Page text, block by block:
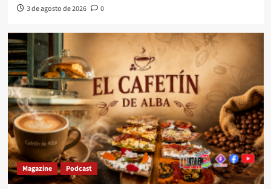
3 de agosto de 2026 0
Magazine Podcast